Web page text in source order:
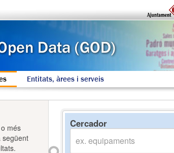
Entitats, àrees i serveis
Cercador
més
següent